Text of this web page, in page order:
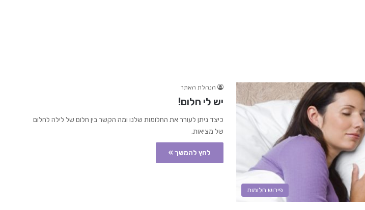
פירוש חלומות
הנהלת האתר
יש לי חלום!
כיצד ניתן לעורר את החלומות שלנו ומה הקשר בין חלום של לילה לחלום
של מציאות.
לחץ להמשך »